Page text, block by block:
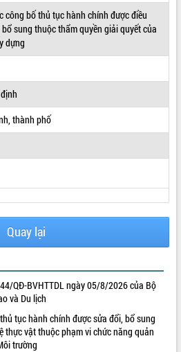
công bố thủ tục hành chính được điều
sung thuộc thẩm quyền giải quyết của
dựng
thành phố
Quay lại
QĐ-BVHTTDL ngày 05/8/2026 của Bộ
và Du lịch
tục hành chính được sửa đổi, bổ sung
thực vật thuộc phạm vi chức năng quản
trường